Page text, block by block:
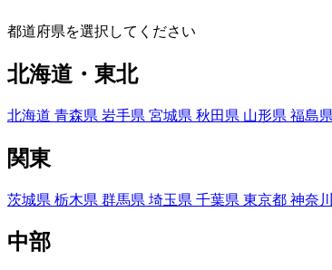
都道府県を選択してください
北海道・東北
北海道 青森県 岩手県 宮城県 秋田県 山形県 福島県
関東
茨城県 栃木県 群馬県 埼玉県 千葉県 東京都 神奈
中部